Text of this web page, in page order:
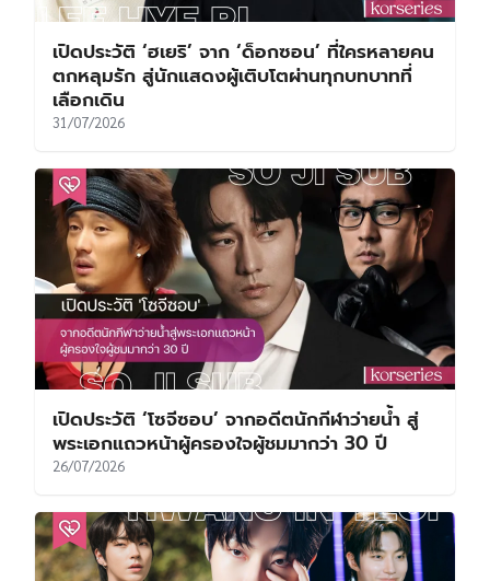
เปิดประวัติ ‘ฮเยริ’ จาก ‘ด็อกซอน’ ที่ใครหลายคน
ตกหลุมรัก สู่นักแสดงผู้เติบโตผ่านทุกบทบาทที่
เลือกเดิน
31/07/2026
เปิดประวัติ ‘โซจีซอบ’ จากอดีตนักกีฬาว่ายน้ำ สู่
พระเอกแถวหน้าผู้ครองใจผู้ชมมากว่า 30 ปี
26/07/2026